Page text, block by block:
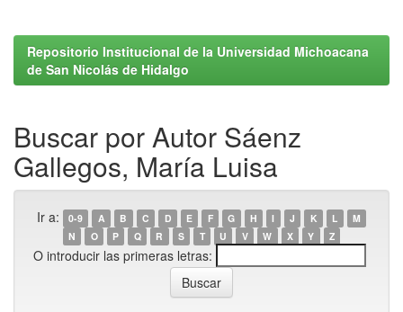
Repositorio Institucional de la Universidad Michoacana
de San Nicolás de Hidalgo
Buscar por Autor Sáenz
Gallegos, María Luisa
Ir a: 0-9 A B C D E F G H I J K L
M
N
O P Q R S T U V W X Y Z
O introducir las primeras letras: